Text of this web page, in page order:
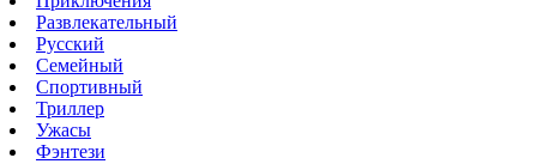
Развлекательный
Русский
Семейный
Спортивный
Триллер
Ужасы
Фэнтези